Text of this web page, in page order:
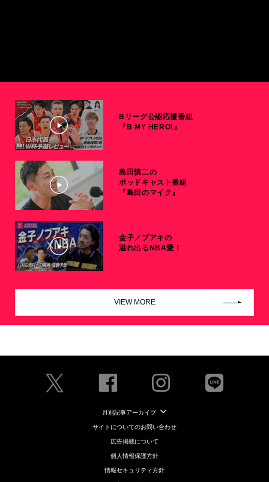
Bリーグ公認応援番組
『B MY HERO!』
島田慎二の
ポッドキャスト番組
『島田のマイク』
金子ノブアキの
溢れ出るNBA愛！
VIEW MORE
月別記事アーカイブ
サイトについてのお問い合わせ
広告掲載について
個人情報保護方針
情報セキュリティ方針